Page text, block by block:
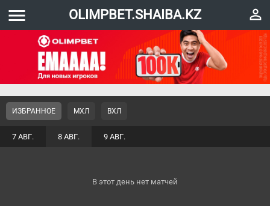
menu OLIMPBET.SHAIBA.KZ perm_identity
7 АВГ. 8 АВГ. 9 АВГ.
ИЗБРАННОЕ МХЛ ВХЛ
В этот день нет матчей